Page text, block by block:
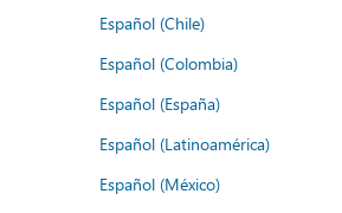
Español (Chile)
Español (Colombia)
Español (España)
Español (Latinoamérica)
Español (México)